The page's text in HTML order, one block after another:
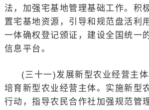
法，加强宅基地管理基础工作。积
置宅基地资源，引导和规范盘活利
一体确权登记颁证，建设全国统一
信息平台。
(三十一)发展新型农业经营主体
培育新型农业经营主体。实施新型
行动，指导农民合作社加强规范管